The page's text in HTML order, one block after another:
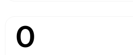
0